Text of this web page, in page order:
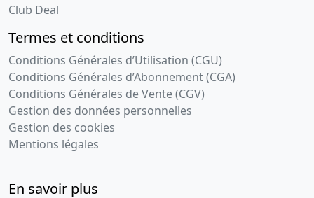
Club Deal
Termes et conditions
Conditions Générales d’Utilisation (CGU)
Conditions Générales d’Abonnement (CGA)
Conditions Générales de Vente (CGV)
Gestion des données personnelles
Gestion des cookies
Mentions légales
En savoir plus